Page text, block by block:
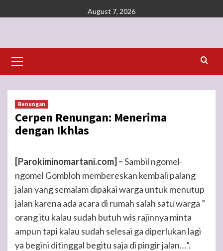
to
August 7, 2026
Menu
Renungan
Cerpen Renungan: Menerima
dengan Ikhlas
[Parokiminomartani.com] –Sambil ngomel-
ngomel Gombloh membereskan kembali palang
jalan yang semalam dipakai warga untuk menutup
jalan karena ada acara di rumah salah satu warga ”
orang itu kalau sudah butuh wis rajinnya minta
ampun tapi kalau sudah selesai ga diperlukan lagi
ya begini ditinggal begitu saja di pingir jalan…”.